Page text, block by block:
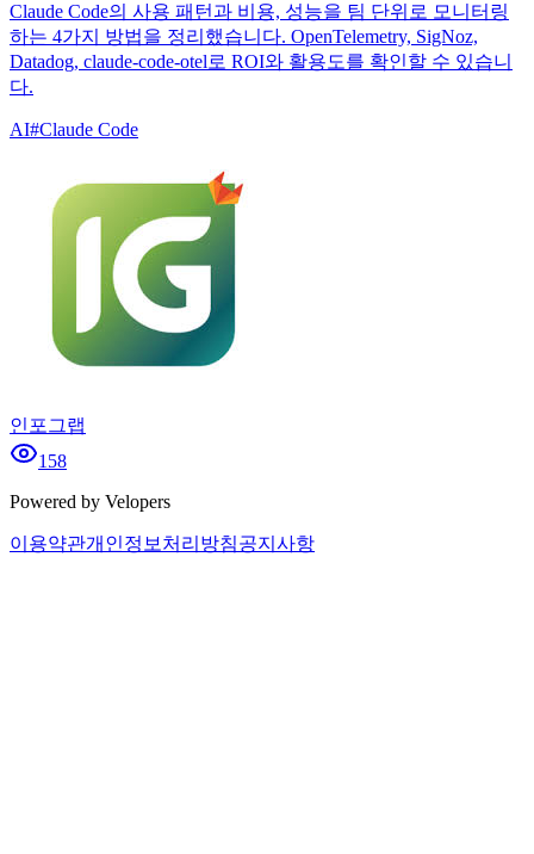
Claude Code의 사용 패턴과 비용, 성능을 팀 단위로 모니터링
하는 4가지 방법을 정리했습니다. OpenTelemetry, SigNoz,
Datadog, claude-code-otel로 ROI와 활용도를 확인할 수 있습니
다.
AI#Claude Code
인포그랩
158
Powered by Velopers
이용약관개인정보처리방침공지사항